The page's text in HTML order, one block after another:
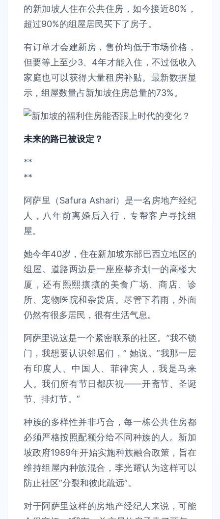
的新加坡人住在公共住房，如今接近80%，
超过90%的组屋居民买下了房子。
有订单才会建新房，售价均低于市场价格，
但要等上至少3、4年才能入住，不过低收入
家庭也可以获得大量租房补贴。最新数据显
示，组屋数量占新加坡住房总量的73%。
未来的路已被设定？
**
**
阿萨里（Safura Ashari）是一名房地产经纪
人，八年前离婚后入行，专帮客户寻找组
屋。
她今年40岁，住在新加坡东部巴西立地区的
组屋。道路两边是一座座整齐划一的高楼大
厦，还有熙熙攘攘的美食广场、商店、诊
所、宠物医院和杂货店。尽管下着雨，外面
仍然有很多居民，很有生活气息。
阿萨里说这是一个紧密联系的社区。”我不锁
门，我想要认识邻居们，” 她说。”我那一层
有印度人、中国人、菲律宾人，我是马来
人。我们所有节日都庆祝——开斋节、圣诞
节、排灯节。”
种族的多样性并非巧合，每一栋公共住房都
必须严格按照配额分给不同种族的人。新加
坡政府1989年开始实施种族融合政策，旨在
维持组屋内种族混合，李光耀认为这样可以
防止社区”分裂和彼此疏远”。
对于阿萨里这样的房地产经纪人来说，可能